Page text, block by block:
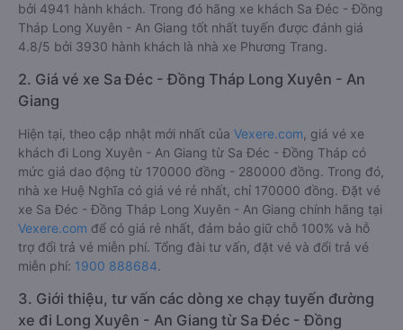
bởi 4941 hành khách. Trong đó hãng xe khách Sa Đéc - Đồng
Tháp Long Xuyên - An Giang tốt nhất tuyến được đánh giá
4.8/5 bởi 3930 hành khách là nhà xe Phương Trang.
2. Giá vé xe Sa Đéc - Đồng Tháp Long Xuyên - An
Giang
Hiện tại, theo cập nhật mới nhất của Vexere.com , giá vé xe
khách đi Long Xuyên - An Giang từ Sa Đéc - Đồng Tháp có
mức giá dao động từ 170000 đồng - 280000 đồng. Trong đó,
nhà xe Huệ Nghĩa có giá vé rẻ nhất, chỉ 170000 đồng. Đặt vé
xe Sa Đéc - Đồng Tháp Long Xuyên - An Giang chính hãng tại
Vexere.com để có giá rẻ nhất, đảm bảo giữ chỗ 100% và hỗ
trợ đổi trả vé miễn phí. Tổng đài tư vấn, đặt vé và đổi trả vé
miễn phí: 1900 888684.
3. Giới thiệu, tư vấn các dòng xe chạy tuyến đường
xe đi Long Xuyên - An Giang từ Sa Đéc - Đồng